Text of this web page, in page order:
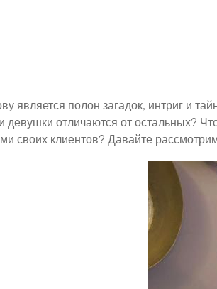
является полон загадок, интриг и
девушки отличаются от остальных?
своих клиентов? Давайте